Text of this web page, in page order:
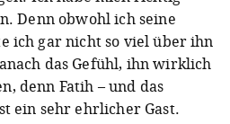
Denn obwohl ich seine
ich gar nicht so viel über ihn
das Gefühl, ihn wirklich
denn Fatih – und das
ein sehr ehrlicher Gast.